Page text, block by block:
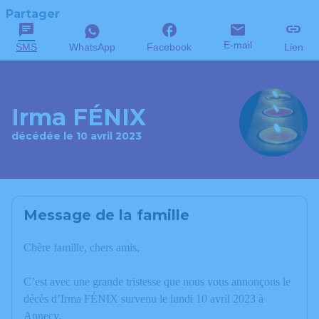
Partager
SMS WhatsApp Facebook E-mail Lien
Irma FÉNIX
décédée le 10 avril 2023
Message de la famille
Chère famille, chers amis,
C’est avec une grande tristesse que nous vous annonçons le
décès d’Irma FÉNIX survenu le lundi 10 avril 2023 à
Annecy.